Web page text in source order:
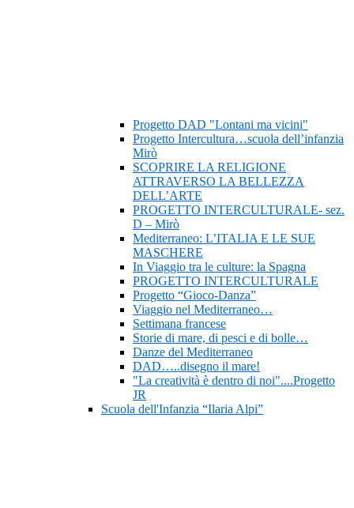
Progetto DAD "Lontani ma vicini"
Progetto Intercultura…scuola dell’infanzia
Mirò
SCOPRIRE LA RELIGIONE
ATTRAVERSO LA BELLEZZA
DELL’ARTE
PROGETTO INTERCULTURALE- sez.
D – Mirò
Mediterraneo: L’ITALIA E LE SUE
MASCHERE
In Viaggio tra le culture: la Spagna
PROGETTO INTERCULTURALE
Progetto “Gioco-Danza”
Viaggio nel Mediterraneo…
Settimana francese
Storie di mare, di pesci e di bolle…
Danze del Mediterraneo
DAD…..disegno il mare!
"La creatività è dentro di noi"....Progetto
JR
Scuola dell'Infanzia “Ilaria Alpi”